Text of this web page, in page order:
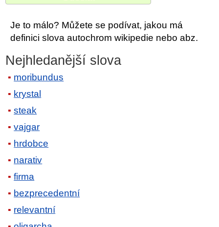
Je to málo? Můžete se podívat, jakou má
definici slova autochrom wikipedie nebo abz.
Nejhledanější slova
moribundus
krystal
steak
vajgar
hrdobce
narativ
firma
bezprecedentní
relevantní